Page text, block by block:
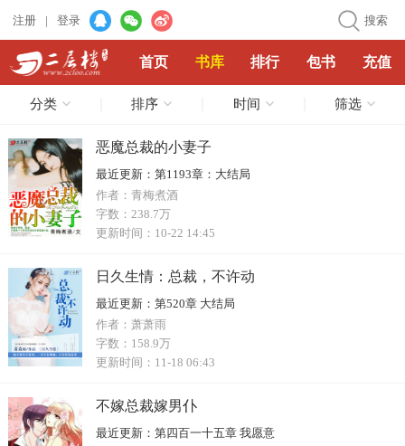
注册 | 登录 搜索
首页 书库 排行 包书 充值
分类 排序 时间 筛选
恶魔总裁的小妻子
最近更新： 第1193章：大结局
作者： 青梅煮酒
字数： 238.7万
更新时间： 10-22 14:45
日久生情：总裁，不许动
最近更新：
第520章 大结局
作者： 萧萧雨
字数： 158.9万
更新时间： 11-18 06:43
不嫁总裁嫁男仆
最近更新： 第四百一十五章 我愿意